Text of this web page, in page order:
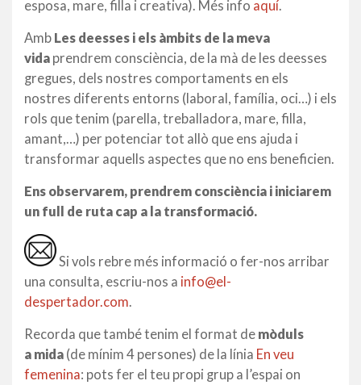
esposa, mare, filla i creativa). Més info aquí.
Amb Les deesses i els àmbits de la meva
vida prendrem consciència, de la mà de les deesses
gregues, dels nostres comportaments en els
nostres diferents entorns (laboral, família, oci…) i els
rols que tenim (parella, treballadora, mare, filla,
amant,…) per potenciar tot allò que ens ajuda i
transformar aquells aspectes que no ens beneficien.
Ens observarem, prendrem consciència i iniciarem
un full de ruta cap a la transformació.
Si vols rebre més informació o fer-nos arribar
una consulta, escriu-nos a info@el-
despertador.com.
Recorda que també tenim el format de mòduls
a mida (de mínim 4 persones) de la línia En veu
femenina: pots fer el teu propi grup a l’espai on